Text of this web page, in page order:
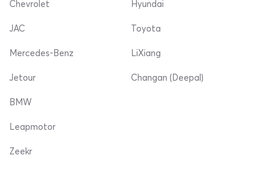
Chevrolet Hyundai
JAC
Mercedes-Benz
Jetour
Toyota
LiXiang
Changan (Deepal)
BMW
Leapmotor
Zeekr